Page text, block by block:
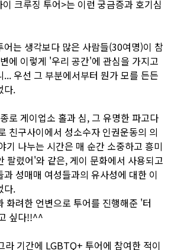
크루징 투어>는 이런 궁금증과 호기심
어는 생각보다 많은 사람들(30여명)이 참
에 이렇게 '우리 공간'에 관심을 가지고
우선 그 부분에서부터 뭔가 모를 든든
다.
로 게이업소 홀과 심, 그 유명한 파고다
친구사이에서 성소수자 인권운동의 의
기 나누는 시간은 매 순간 소중하고 흥미
팔렸어'와 같은, 게이 문화에서 사용되고
성매매 여성들과의 유사성에 대한 이
다.
화려한 언변으로 투어를 진행해준 '터
싶다!!^^
라 기간에 LGBTQ+ 투어에 참여한 적이